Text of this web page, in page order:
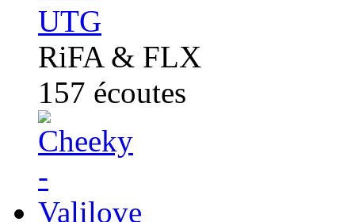
UTG
RiFA & FLX
157 écoutes